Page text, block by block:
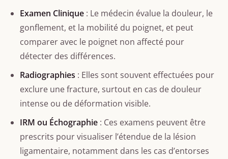
Examen Clinique : Le médecin évalue la douleur, le
gonflement, et la mobilité du poignet, et peut
comparer avec le poignet non affecté pour
détecter des différences.
Radiographies : Elles sont souvent effectuées pour
exclure une fracture, surtout en cas de douleur
intense ou de déformation visible.
IRM ou Échographie : Ces examens peuvent être
prescrits pour visualiser l’étendue de la lésion
ligamentaire, notamment dans les cas d’entorses